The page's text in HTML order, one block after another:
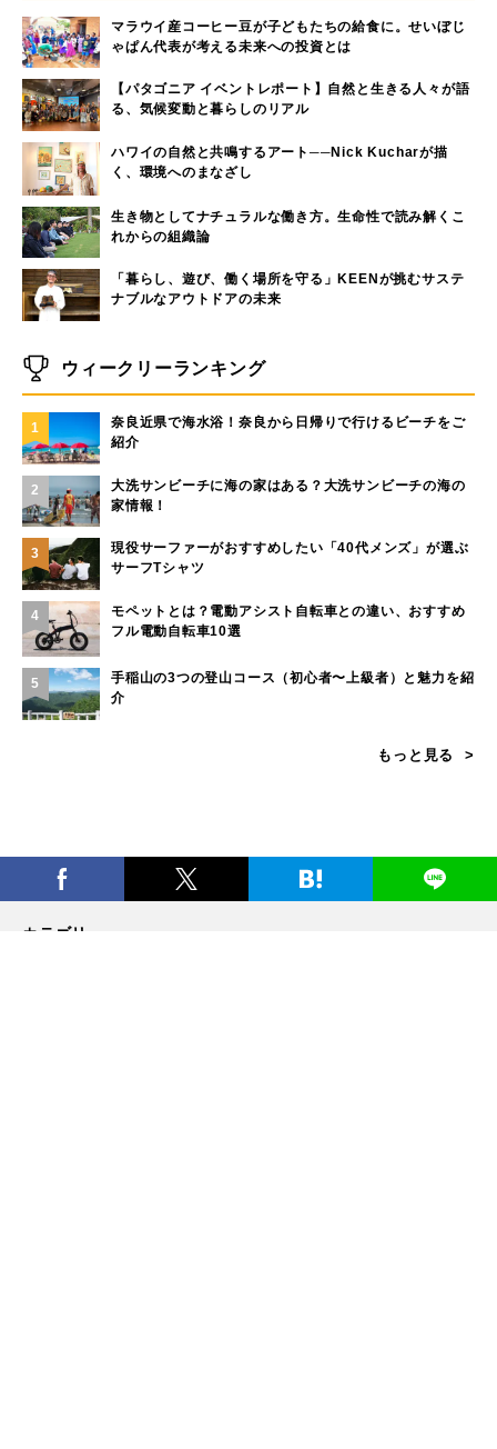
マラウイ産コーヒー豆が子どもたちの給食に。せいぼじ
ゃぱん代表が考える未来への投資とは
【パタゴニア イベントレポート】自然と生きる人々が語
る、気候変動と暮らしのリアル
ハワイの自然と共鳴するアート──Nick Kucharが描
く、環境へのまなざし
生き物としてナチュラルな働き方。生命性で読み解くこ
れからの組織論
「暮らし、遊び、働く場所を守る」KEENが挑むサステ
ナブルなアウトドアの未来
ウィークリーランキング
1
奈良近県で海水浴！奈良から日帰りで行けるビーチをご
紹介
2
大洗サンビーチに海の家はある？大洗サンビーチの海の
家情報！
3
現役サーファーがおすすめしたい「40代メンズ」が選ぶ
サーフTシャツ
4
モペットとは？電動アシスト自転車との違い、おすすめ
フル電動自転車10選
5
手稲山の3つの登山コース（初心者〜上級者）と魅力を紹
介
もっと見る
カテゴリー